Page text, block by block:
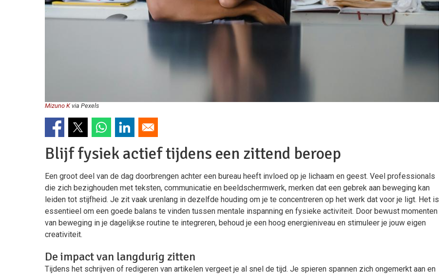
Mizuno Kvia Pexels
Blijf fysiek actief tijdens een zittend beroep
Een groot deel van de dag doorbrengen achter een bureau heeft invloed op je lichaam en geest. Veel professionals
die zich bezighouden met teksten, communicatie en beeldschermwerk, merken dat een gebrek aan beweging kan
leiden tot stijfheid. Je zit vaak urenlang in dezelfde houding om je te concentreren op het werk dat voor je ligt. Het is
essentieel om een goede balans te vinden tussen mentale inspanning en fysieke activiteit. Door bewust momenten
van beweging in je dagelijkse routine te integreren, behoud je een hoog energieniveau en stimuleer je jouw eigen
creativiteit.
De impact van langdurig zitten
Tijdens het schrijven of redigeren van artikelen vergeet je al snel de tijd. Je spieren spannen zich ongemerkt aan en